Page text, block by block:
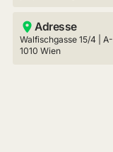
Adresse
Walfischgasse 15/4 | A-
1010 Wien